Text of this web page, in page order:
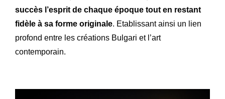
succès l’esprit de chaque époque tout en restant
fidèle à sa forme originale. Etablissant ainsi un lien
profond entre les créations Bulgari et l’art
contemporain.